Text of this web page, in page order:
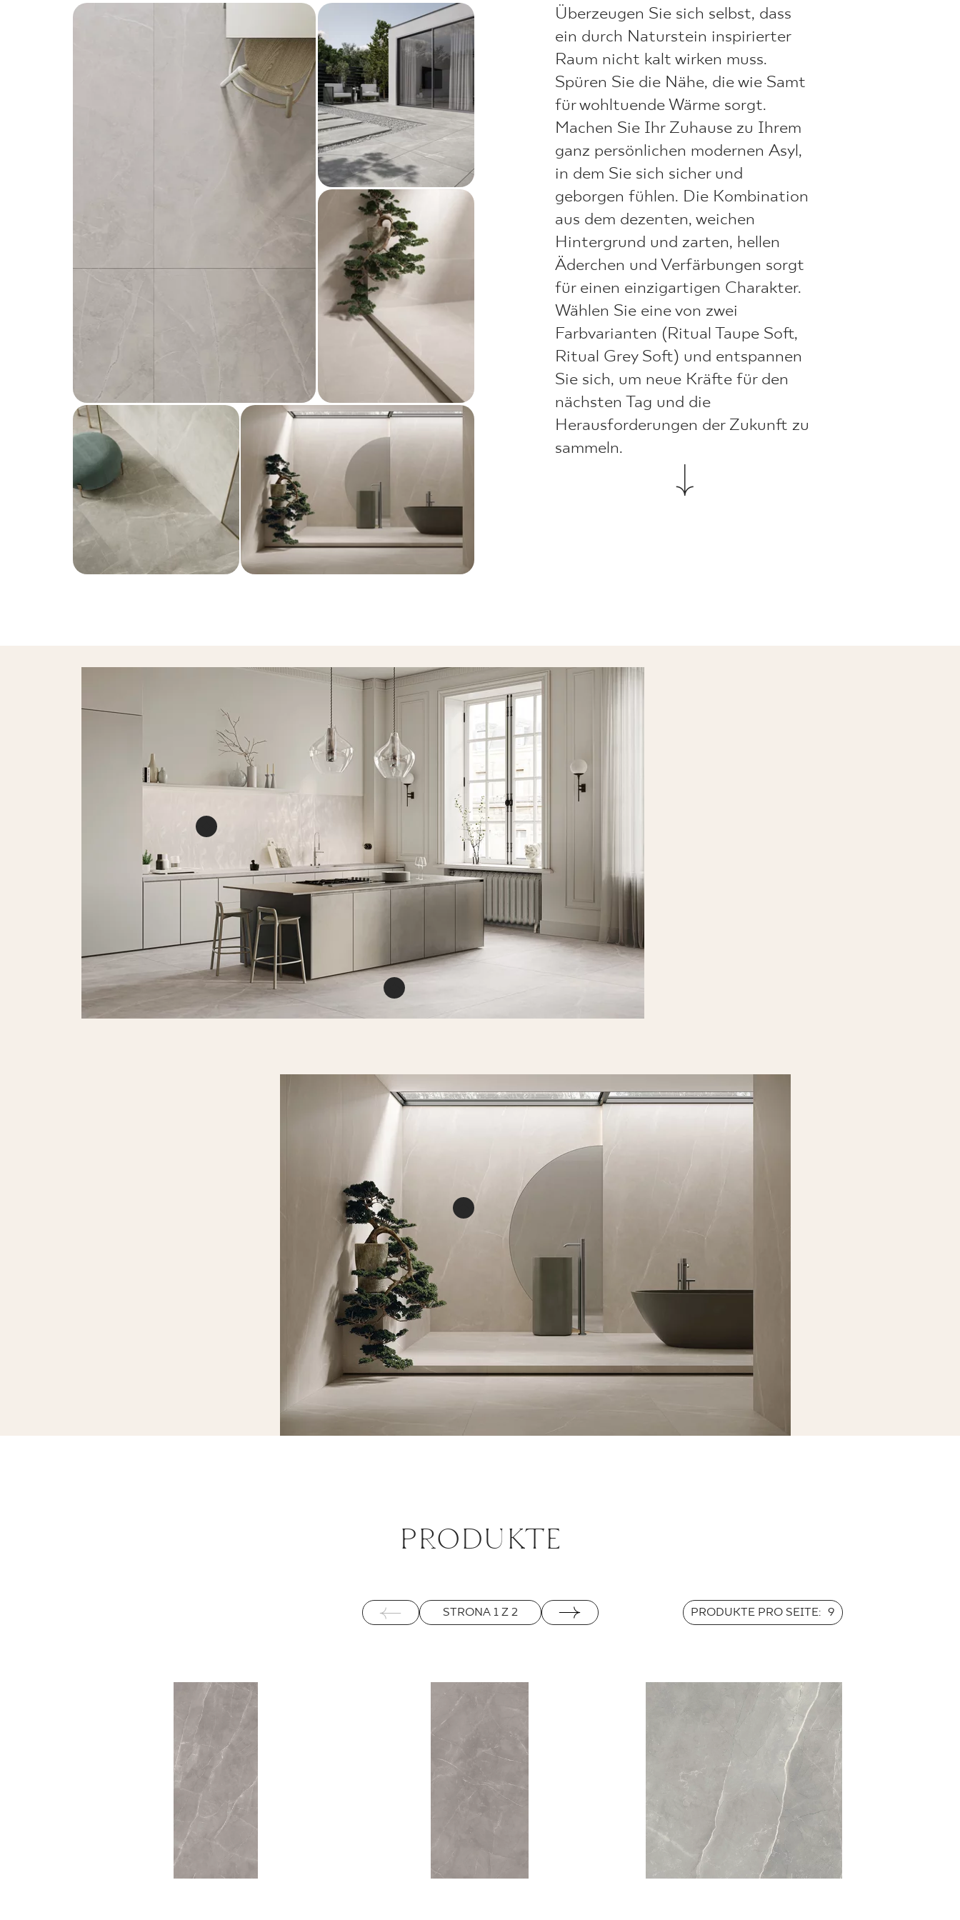
Überzeugen Sie sich selbst, dass
ein durch Naturstein inspirierter
Raum nicht kalt wirken muss.
Spüren Sie die Nähe, die wie Samt
für wohltuende Wärme sorgt.
Machen Sie Ihr Zuhause zu Ihrem
ganz persönlichen modernen Asyl,
in dem Sie sich sicher und
geborgen fühlen. Die Kombination
aus dem dezenten, weichen
Hintergrund und zarten, hellen
Äderchen und Verfärbungen sorgt
für einen einzigartigen Charakter.
Wählen Sie eine von zwei
Farbvarianten (Ritual Taupe Soft,
Ritual Grey Soft) und entspannen
Sie sich, um neue Kräfte für den
nächsten Tag und die
Herausforderungen der Zukunft zu
sammeln.
Night queen black
ściana rekt. połysk
PODŁOGOWA
279,8 X 119,8 CM
Ritual taupe gres
szkl. rekt. soft
PRODUKTE
STRONA 1Z 2 PRODUKTE PRO SEITE: 9